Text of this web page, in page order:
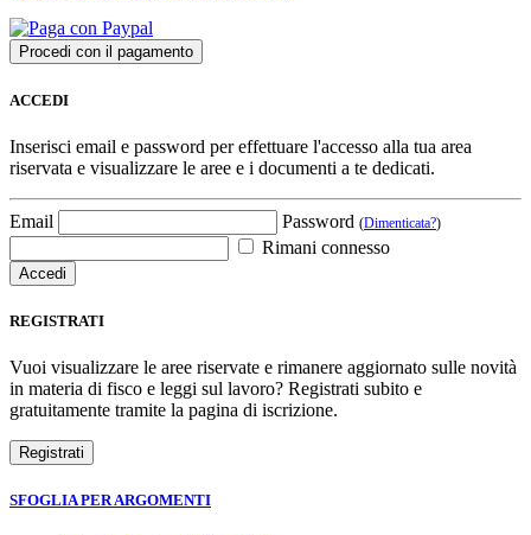
ACCEDI
Inserisci email e password per effettuare l'accesso alla tua area
riservata e visualizzare le aree e i documenti a te dedicati.
Email Password (Dimenticata?)
Rimani connesso
REGISTRATI
Vuoi visualizzare le aree riservate e rimanere aggiornato sulle novità
in materia di fisco e leggi sul lavoro? Registrati subito e
gratuitamente tramite la pagina di iscrizione.
SFOGLIA PER ARGOMENTI